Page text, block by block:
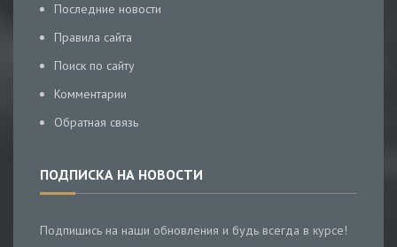
Последние новости
Правила сайта
Поиск по сайту
Комментарии
Обратная связь
ПОДПИСКА НА НОВОСТИ
Подпишись на наши обновления и будь всегда в курсе!